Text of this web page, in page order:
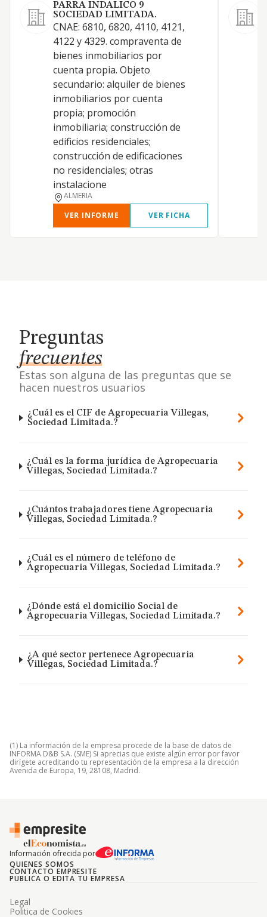
PARRA INDALICO 9
SOCIEDAD LIMITADA.
CNAE: 6810, 6820, 4110, 4121,
4122 y 4329. compraventa de
bienes inmobiliarios por
cuenta propia. Objeto
secundario: alquiler de bienes
inmobiliarios por cuenta
propia; promoción
inmobiliaria; construcción de
edificios residenciales;
construcción de edificaciones
no residenciales; otras
instalacione
ALMERIA
VER INFORME
VER FICHA
Preguntas
frecuentes
Estas son alguna de las preguntas que se
hacen nuestros usuarios
¿Cuál es el CIF de Agropecuaria Villegas,
Sociedad Limitada.?
¿Cuál es la forma jurídica de Agropecuaria
Villegas, Sociedad Limitada.?
¿Cuántos trabajadores tiene Agropecuaria
Villegas, Sociedad Limitada.?
¿Cuál es el número de teléfono de
Agropecuaria Villegas, Sociedad Limitada.?
¿Dónde está el domicilio Social de
Agropecuaria Villegas, Sociedad Limitada.?
¿A qué sector pertenece Agropecuaria
Villegas, Sociedad Limitada.?
(1) La información de la empresa procede de la base de datos de
INFORMA D&B S.A. (SME) Si aprecias que existe algún error por favor
dirígete acreditando tu representación de la empresa a la dirección
Avenida de Europa, 19, 28108, Madrid.
Información ofrecida por
QUIENES SOMOS
CONTACTO EMPRESITE
PUBLICA O EDITA TU EMPRESA
Legal
Politica de Cookies